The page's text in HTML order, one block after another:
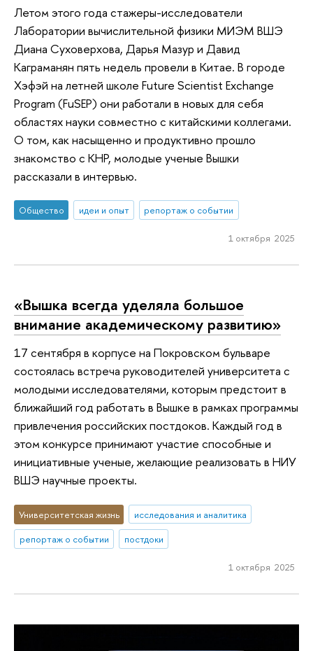
Летом этого года стажеры-исследователи
Лаборатории вычислительной физики МИЭМ ВШЭ
Диана Суховерхова, Дарья Мазур и Давид
Каграманян пять недель провели в Китае. В городе
Хэфэй на летней школе Future Scientist Exchange
Program (FuSEP) они работали в новых для себя
областях науки совместно с китайскими коллегами.
О том, как насыщенно и продуктивно прошло
знакомство с КНР, молодые ученые Вышки
рассказали в интервью.
Общество идеи и опыт репортаж о событии
1 октября 2025
«Вышка всегда уделяла большое
внимание академическому развитию»
17 сентября в корпусе на Покровском бульваре
состоялась встреча руководителей университета с
молодыми исследователями, которым предстоит в
ближайший год работать в Вышке в рамках программы
привлечения российских постдоков. Каждый год в
этом конкурсе принимают участие способные и
инициативные ученые, желающие реализовать в НИУ
ВШЭ научные проекты.
Университетская жизнь
исследования и аналитика
репортаж о событии
постдоки
1 октября 2025